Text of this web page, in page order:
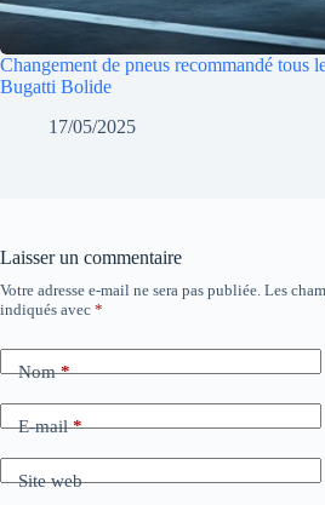
Changement de pneus recommandé tous
Bugatti Bolide
17/05/2025
Laisser un commentaire
Votre adresse e-mail ne sera pas publiée. Les
indiqués avec *
Nom*
E-mail*
Site web